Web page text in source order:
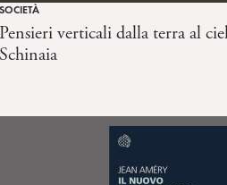
SOCIETÀ
Pensieri verticali dalla terra al
Schinaia